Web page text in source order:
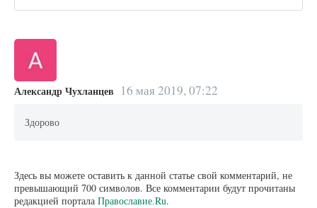
Александр Чухланцев 16 мая 2019, 07:22
Здорово
Здесь вы можете оставить к данной статье свой комментарий, не
превышающий 700 символов. Все комментарии будут прочитаны
редакцией портала Православие.Ru.